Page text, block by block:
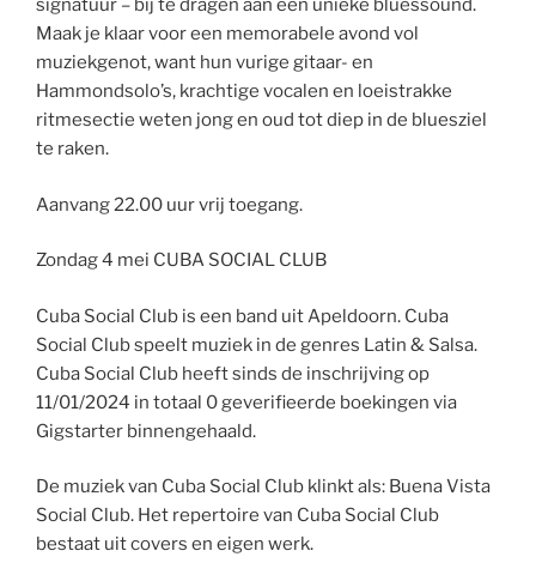
signatuur – bij te dragen aan een unieke bluessound.
Maak je klaar voor een memorabele avond vol
muziekgenot, want hun vurige gitaar- en
Hammondsolo’s, krachtige vocalen en loeistrakke
ritmesectie weten jong en oud tot diep in de bluesziel
te raken.
Aanvang 22.00 uur vrij toegang.
Zondag 4 mei CUBA SOCIAL CLUB
Cuba Social Club is een band uit Apeldoorn. Cuba
Social Club speelt muziek in de genres Latin & Salsa.
Cuba Social Club heeft sinds de inschrijving op
11/01/2024 in totaal 0 geverifieerde boekingen via
Gigstarter binnengehaald.
De muziek van Cuba Social Club klinkt als: Buena Vista
Social Club. Het repertoire van Cuba Social Club
bestaat uit covers en eigen werk.